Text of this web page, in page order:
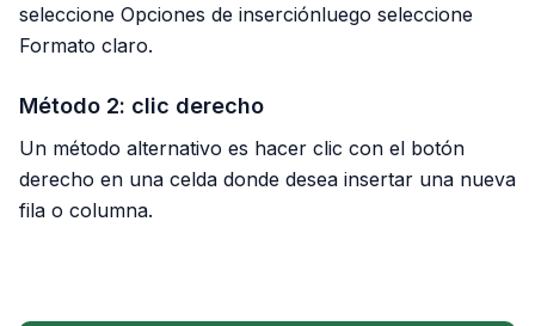
seleccione Opciones de inserciónluego seleccione
Formato claro.
Método 2: clic derecho
Un método alternativo es hacer clic con el botón
derecho en una celda donde desea insertar una nueva
fila o columna.